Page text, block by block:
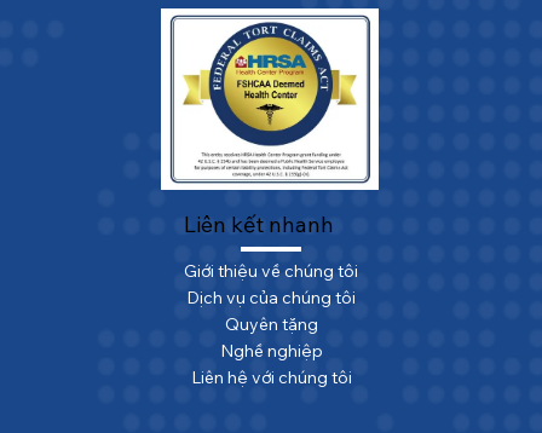
Liên kết nhanh
Giới thiệu về chúng tôi
Dịch vụ của chúng tôi
Quyên tặng
Nghề nghiệp
Liên hệ với chúng tôi